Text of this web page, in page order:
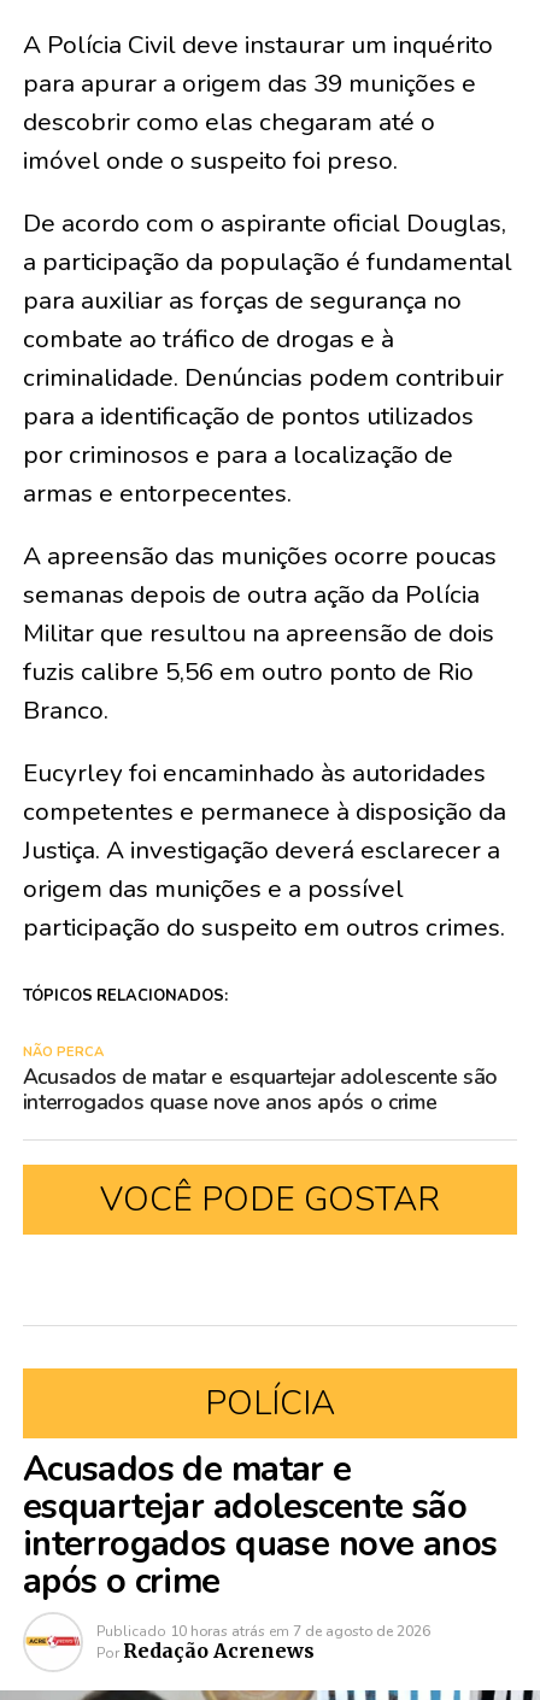
A Polícia Civil deve instaurar um inquérito
para apurar a origem das 39 munições e
descobrir como elas chegaram até o
imóvel onde o suspeito foi preso.
De acordo com o aspirante oficial Douglas,
a participação da população é fundamental
para auxiliar as forças de segurança no
combate ao tráfico de drogas e à
criminalidade. Denúncias podem contribuir
para a identificação de pontos utilizados
por criminosos e para a localização de
armas e entorpecentes.
A apreensão das munições ocorre poucas
semanas depois de outra ação da Polícia
Militar que resultou na apreensão de dois
fuzis calibre 5,56 em outro ponto de Rio
Branco.
Eucyrley foi encaminhado às autoridades
competentes e permanece à disposição da
Justiça. A investigação deverá esclarecer a
origem das munições e a possível
participação do suspeito em outros crimes.
TÓPICOS RELACIONADOS:
NÃO PERCA
Acusados de matar e esquartejar adolescente são
interrogados quase nove anos após o crime
VOCÊ PODE GOSTAR
POLÍCIA
Acusados de matar e
esquartejar adolescente são
interrogados quase nove anos
após o crime
Publicado 10 horas atrás em 7 de agosto de 2026
Por Redação Acrenews